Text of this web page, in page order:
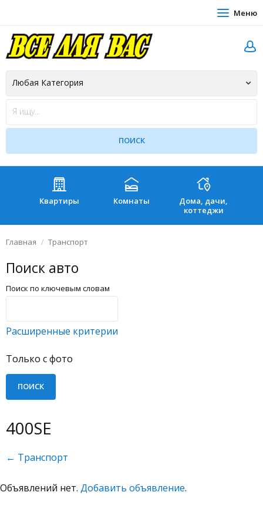
Меню
Квартиры Комнаты
Дома, дачи,
коттеджи
Главная Транспорт
Поиск авто
Поиск по ключевым словам
Расширенные критерии
Только с фото
400SE
← Транспорт
Объявлений нет. Добавить объявление.